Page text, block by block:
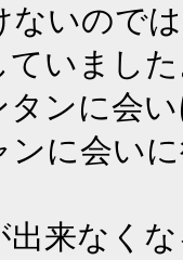
ないので
ていまし
ンに会
ンに会い
出来なく